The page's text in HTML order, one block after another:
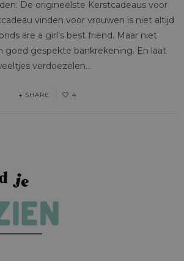
De origineelste Kerstcadeaus voor
vinden voor vrouwen is niet altijd
are a girl’s best friend. Maar niet
goed gespekte bankrekening. En laat
verdoezelen…
SHARE 4